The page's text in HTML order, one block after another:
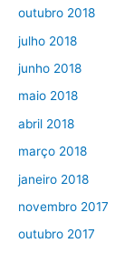
outubro 2018
julho 2018
junho 2018
maio 2018
abril 2018
março 2018
janeiro 2018
novembro 2017
outubro 2017